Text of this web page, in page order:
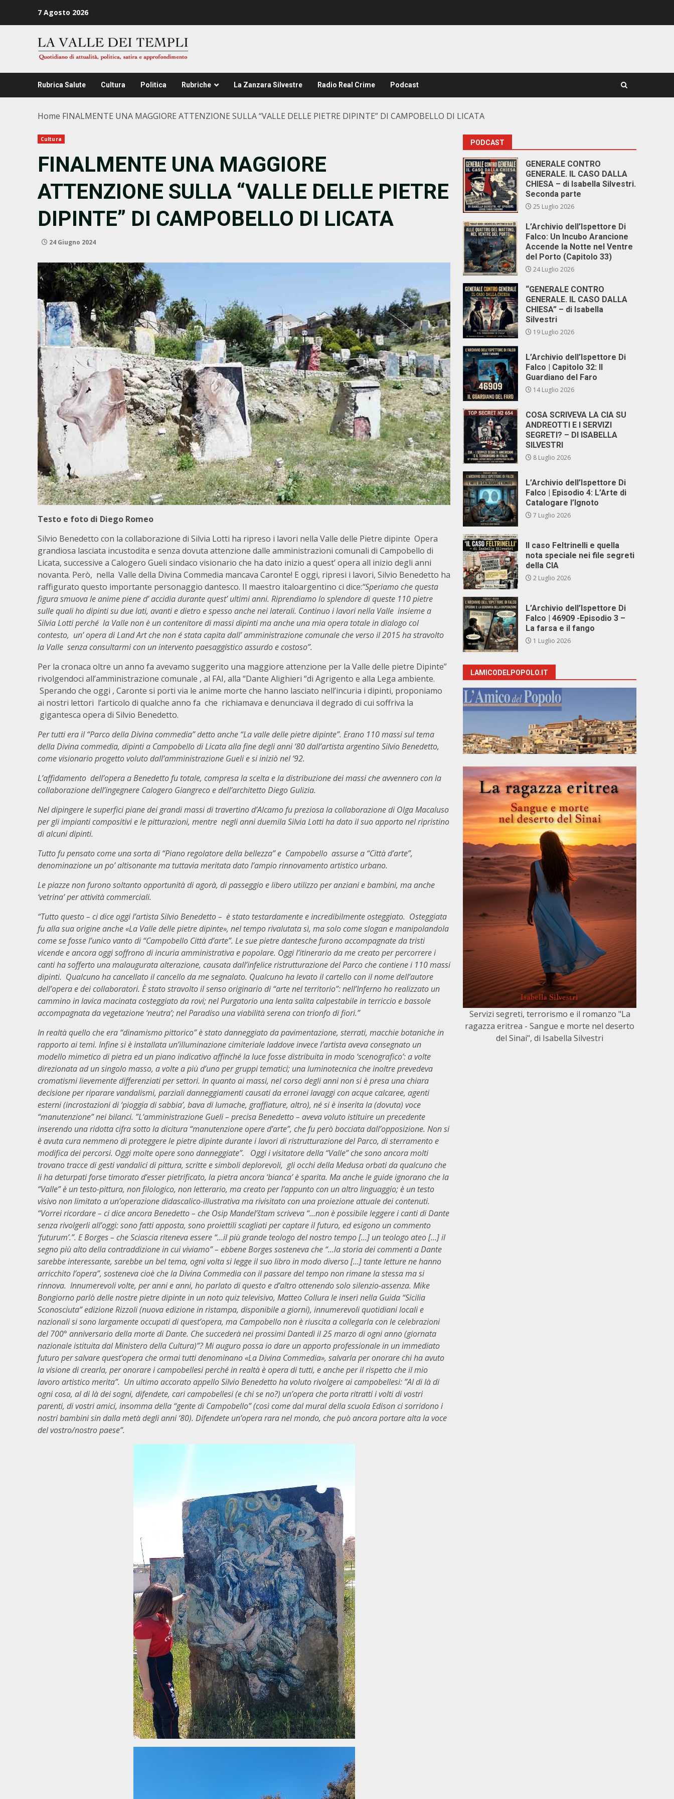
7 Agosto 2026
Rubrica Salute Cultura Politica Rubriche La Zanzara Silvestre Radio Real Crime Podcast
Home FINALMENTE UNA MAGGIORE ATTENZIONE SULLA “VALLE DELLE PIETRE DIPINTE” DI CAMPOBELLO DI LICATA
Cultura
FINALMENTE UNA MAGGIORE
ATTENZIONE SULLA “VALLE DELLE PIETRE
DIPINTE” DI CAMPOBELLO DI LICATA
24 Giugno 2024
Testo e foto di Diego Romeo
Silvio Benedetto con la collaborazione di Silvia Lotti ha ripreso i lavori nella Valle delle Pietre dipinte Opera
grandiosa lasciata incustodita e senza dovuta attenzione dalle amministrazioni comunali di Campobello di
Licata, successive a Calogero Gueli sindaco visionario che ha dato inizio a quest’ opera all inizio degli anni
novanta. Però, nella Valle della Divina Commedia mancava Caronte! E oggi, ripresi i lavori, Silvio Benedetto ha
raffigurato questo importante personaggio dantesco. Il maestro italoargentino ci dice:“Speriamo che questa
figura smuova le anime piene d’ accidia durante quest’ ultimi anni. Riprendiamo lo splendore di queste 110 pietre
sulle quali ho dipinti su due lati, avanti e dietro e spesso anche nei laterali. Continuo i lavori nella Valle insieme a
Silvia Lotti perché la Valle non è un contenitore di massi dipinti ma anche una mia opera totale in dialogo col
contesto, un’ opera di Land Art che non é stata capita dall’ amministrazione comunale che verso il 2015 ha stravolto
la Valle senza consultarmi con un intervento paesaggistico assurdo e costoso”.
Per la cronaca oltre un anno fa avevamo suggerito una maggiore attenzione per la Valle delle pietre Dipinte”
rivolgendoci all’amministrazione comunale , al FAI, alla “Dante Alighieri “di Agrigento e alla Lega ambiente.
Sperando che oggi , Caronte si porti via le anime morte che hanno lasciato nell’incuria i dipinti, proponiamo
ai nostri lettori l’articolo di qualche anno fa che richiamava e denunciava il degrado di cui soffriva la
gigantesca opera di Silvio Benedetto.
Per tutti era il “Parco della Divina commedia” detto anche “La valle delle pietre dipinte”. Erano 110 massi sul tema
della Divina commedia, dipinti a Campobello di Licata alla fine degli anni ‘80 dall’artista argentino Silvio Benedetto,
come visionario progetto voluto dall’amministrazione Gueli e si iniziò nel ‘92.
L’affidamento dell’opera a Benedetto fu totale, compresa la scelta e la distribuzione dei massi che avvennero con la
collaborazione dell’ingegnere Calogero Giangreco e dell’architetto Diego Gulizia.
Nel dipingere le superfici piane dei grandi massi di travertino d’Alcamo fu preziosa la collaborazione di Olga Macaluso
per gli impianti compositivi e le pitturazioni, mentre negli anni duemila Silvia Lotti ha dato il suo apporto nel ripristino
di alcuni dipinti.
Tutto fu pensato come una sorta di “Piano regolatore della bellezza” e Campobello assurse a “Città d’arte”,
denominazione un po’ altisonante ma tuttavia meritata dato l’ampio rinnovamento artistico urbano.
Le piazze non furono soltanto opportunità di agorà, di passeggio e libero utilizzo per anziani e bambini, ma anche
‘vetrina’ per attività commerciali.
“Tutto questo – ci dice oggi l’artista Silvio Benedetto – è stato testardamente e incredibilmente osteggiato. Osteggiata
fu alla sua origine anche «La Valle delle pietre dipinte», nel tempo rivalutata sì, ma solo come slogan e manipolandola
come se fosse l’unico vanto di “Campobello Città d’arte”. Le sue pietre dantesche furono accompagnate da tristi
vicende e ancora oggi soffrono di incuria amministrativa e popolare. Oggi l’itinerario da me creato per percorrere i
canti ha sofferto una malaugurata alterazione, causata dall’infelice ristrutturazione del Parco che contiene i 110 massi
dipinti. Qualcuno ha cancellato il cancello da me segnalato. Qualcuno ha levato il cartello con il nome dell’autore
dell’opera e dei collaboratori. È stato stravolto il senso originario di “arte nel territorio”: nell’Inferno ho realizzato un
cammino in lavica macinata costeggiato da rovi; nel Purgatorio una lenta salita calpestabile in terriccio e bassole
accompagnata da vegetazione ‘neutra’; nel Paradiso una viabilità serena con trionfo di fiori.”
In realtà quello che era “dinamismo pittorico” è stato danneggiato da pavimentazione, sterrati, macchie botaniche in
rapporto ai temi. Infine si è installata un’illuminazione cimiteriale laddove invece l’artista aveva consegnato un
modello mimetico di pietra ed un piano indicativo affinché la luce fosse distribuita in modo ‘scenografico’: a volte
direzionata ad un singolo masso, a volte a più d’uno per gruppi tematici; una luminotecnica che inoltre prevedeva
cromatismi lievemente differenziati per settori. In quanto ai massi, nel corso degli anni non si è presa una chiara
decisione per riparare vandalismi, parziali danneggiamenti causati da erronei lavaggi con acque calcaree, agenti
esterni (incrostazioni di ‘pioggia di sabbia’, bava di lumache, graffiature, altro), né si è inserita la (dovuta) voce
“manutenzione” nei bilanci. ”L’amministrazione Gueli – precisa Benedetto – aveva voluto istituire un precedente
inserendo una ridotta cifra sotto la dicitura “manutenzione opere d’arte”, che fu però bocciata dall’opposizione. Non si
è avuta cura nemmeno di proteggere le pietre dipinte durante i lavori di ristrutturazione del Parco, di sterramento e
modifica dei percorsi. Oggi molte opere sono danneggiate”. Oggi i visitatore della “Valle” che sono ancora molti
trovano tracce di gesti vandalici di pittura, scritte e simboli deplorevoli, gli occhi della Medusa orbati da qualcuno che
li ha deturpati forse timorato d’esser pietrificato, la pietra ancora ‘bianca’ è sparita. Ma anche le guide ignorano che la
“Valle” è un testo-pittura, non filologico, non letterario, ma creato per l’appunto con un altro linguaggio; è un testo
visivo non limitato a un’operazione didascalico-illustrativa ma rivisitato con una proiezione attuale dei contenuti.
“Vorrei ricordare – ci dice ancora Benedetto – che Osip Mandel’štam scriveva “…non è possibile leggere i canti di Dante
senza rivolgerli all’oggi: sono fatti apposta, sono proiettili scagliati per captare il futuro, ed esigono un commento
‘futurum’.”. E Borges – che Sciascia riteneva essere “…il più grande teologo del nostro tempo […] un teologo ateo […] il
segno più alto della contraddizione in cui viviamo” – ebbene Borges sosteneva che “…la storia dei commenti a Dante
sarebbe interessante, sarebbe un bel tema, ogni volta si legge il suo libro in modo diverso […] tante letture ne hanno
arricchito l’opera”, sosteneva cioè che la Divina Commedia con il passare del tempo non rimane la stessa ma si
rinnova. Innumerevoli volte, per anni e anni, ho parlato di questo e d’altro ottenendo solo silenzio-assenza. Mike
Bongiorno parlò delle nostre pietre dipinte in un noto quiz televisivo, Matteo Collura le inserì nella Guida “Sicilia
Sconosciuta” edizione Rizzoli (nuova edizione in ristampa, disponibile a giorni), innumerevoli quotidiani locali e
nazionali si sono largamente occupati di quest’opera, ma Campobello non è riuscita a collegarla con le celebrazioni
del 700° anniversario della morte di Dante. Che succederà nei prossimi Dantedì il 25 marzo di ogni anno (giornata
nazionale istituita dal Ministero della Cultura)”? Mi auguro possa io dare un apporto professionale in un immediato
futuro per salvare quest’opera che ormai tutti denominano «La Divina Commedia», salvarla per onorare chi ha avuto
la visione di crearla, per onorare i campobellesi perché in realtà è opera di tutti, e anche per il rispetto che il mio
lavoro artistico merita”. Un ultimo accorato appello Silvio Benedetto ha voluto rivolgere ai campobellesi: ”Al di là di
ogni cosa, al di là dei sogni, difendete, cari campobellesi (e chi se no?) un’opera che porta ritratti i volti di vostri
parenti, di vostri amici, insomma della “gente di Campobello” (così come dal mural della scuola Edison ci sorridono i
nostri bambini sin dalla metà degli anni ‘80). Difendete un’opera rara nel mondo, che può ancora portare alta la voce
del vostro/nostro paese”.
PODCAST
GENERALE CONTRO
GENERALE. IL CASO DALLA
CHIESA – di Isabella Silvestri.
Seconda parte
25 Luglio 2026
L’Archivio dell’Ispettore Di
Falco: Un Incubo Arancione
Accende la Notte nel Ventre
del Porto (Capitolo 33)
24 Luglio 2026
“GENERALE CONTRO
GENERALE. IL CASO DALLA
CHIESA” – di Isabella
Silvestri
19 Luglio 2026
L’Archivio dell’Ispettore Di
Falco | Capitolo 32: Il
Guardiano del Faro
14 Luglio 2026
COSA SCRIVEVA LA CIA SU
ANDREOTTI E I SERVIZI
SEGRETI? – DI ISABELLA
SILVESTRI
8 Luglio 2026
L’Archivio dell’Ispettore Di
Falco | Episodio 4: L’Arte di
Catalogare l’Ignoto
7 Luglio 2026
Il caso Feltrinelli e quella
nota speciale nei file segreti
della CIA
2 Luglio 2026
L’Archivio dell’Ispettore Di
Falco | 46909 -Episodio 3 –
La farsa e il fango
1 Luglio 2026
LAMICODELPOPOLO.IT
Servizi segreti, terrorismo e il romanzo "La
ragazza eritrea - Sangue e morte nel deserto
del Sinai", di Isabella Silvestri